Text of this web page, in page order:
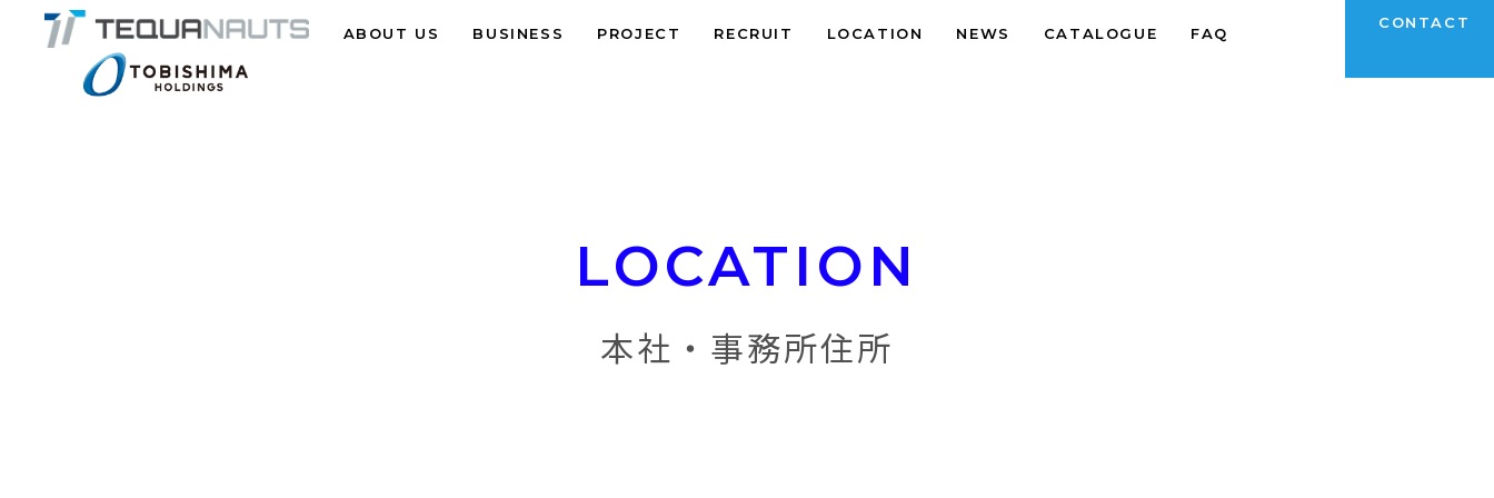
ABOUT US BUSINESS PROJECT RECRUIT LOCATION NEWS CATALOGUE FAQ
CONTACT
LOCATION
本社・事務所住所